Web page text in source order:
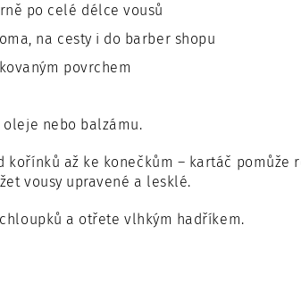
po celé délce vousů
na cesty i do barber shopu
povrchem
nebo balzámu.
kořínků až ke konečkům – kartáč pomůže
vousy upravené a lesklé.
a otřete vlhkým hadříkem.